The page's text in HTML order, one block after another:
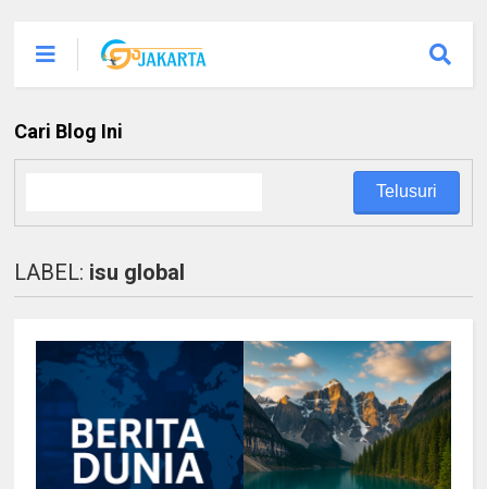
Cari Blog Ini
LABEL: isu global